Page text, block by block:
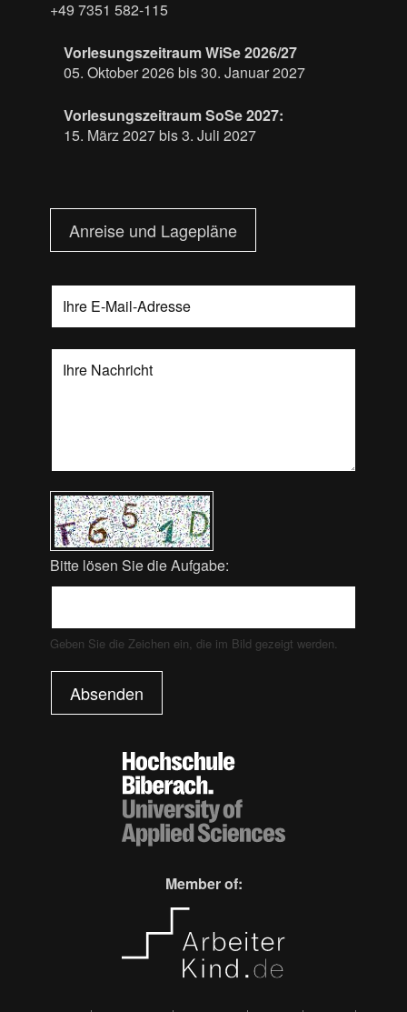
+49 7351 582-115
Vorlesungszeitraum WiSe 2026/27
05. Oktober 2026 bis 30. Januar 2027
Vorlesungszeitraum SoSe 2027:
15. März 2027 bis 3. Juli 2027
Anreise und Lagepläne
Bitte lösen Sie die Aufgabe:
Geben Sie die Zeichen ein, die im Bild gezeigt werden.
Absenden
Member of: